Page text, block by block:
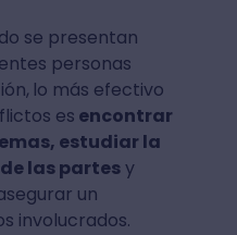
se presentan
personas
lo más efectivo
es encontrar
estudiar la
las partesy
un
involucrados.